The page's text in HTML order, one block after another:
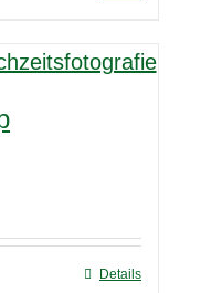
Details